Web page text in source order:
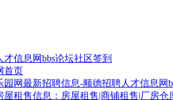
才信息网bbs论坛社区签到
首页
园网最新招聘信息-顺德招聘人才信息网
屋租售信息：房屋租售|商铺租售|厂房仓